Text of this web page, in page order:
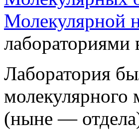
Молекулярной
лабораториями
Лаборатория
молекулярного
(ныне —